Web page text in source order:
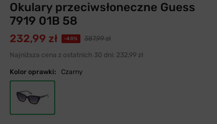
Okulary przeciwsłoneczne Guess
7919 01B 58
232,99 zł -40%
387,99 zł
Najniższa cena z ostatnich 30 dni: 232,99 zł
Kolor oprawki: Czarny